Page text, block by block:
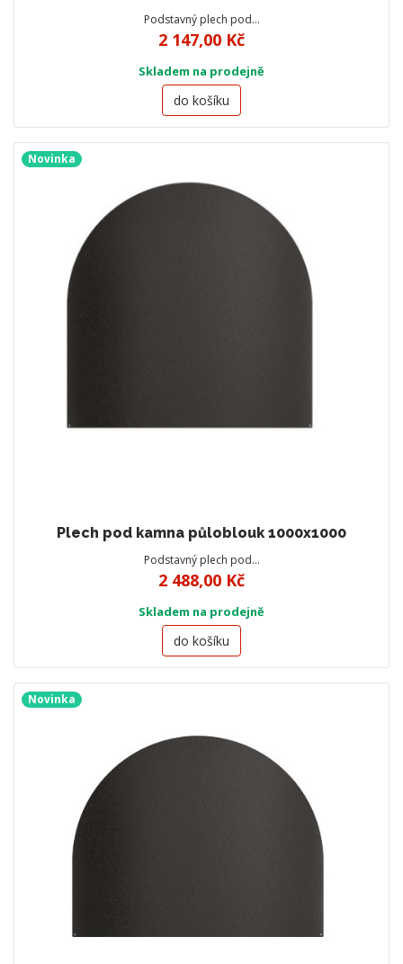
Podstavný plech pod…
2 147,00 Kč
Skladem na prodejně
do košíku
Novinka
Plech pod kamna půloblouk 1000x1000
Podstavný plech pod…
2 488,00 Kč
Skladem na prodejně
do košíku
Novinka